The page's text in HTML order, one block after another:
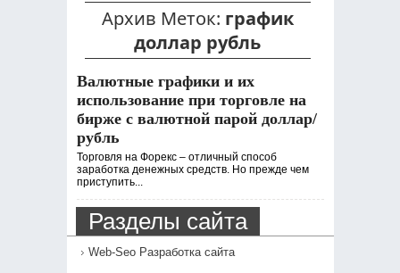
Архив Меток: график
доллар рубль
Валютные графики и их
использование при торговле на
бирже с валютной парой доллар/
рубль
Торговля на Форекс – отличный способ
заработка денежных средств. Но прежде чем
приступить...
Разделы сайта
Web-Seo Разработка сайта